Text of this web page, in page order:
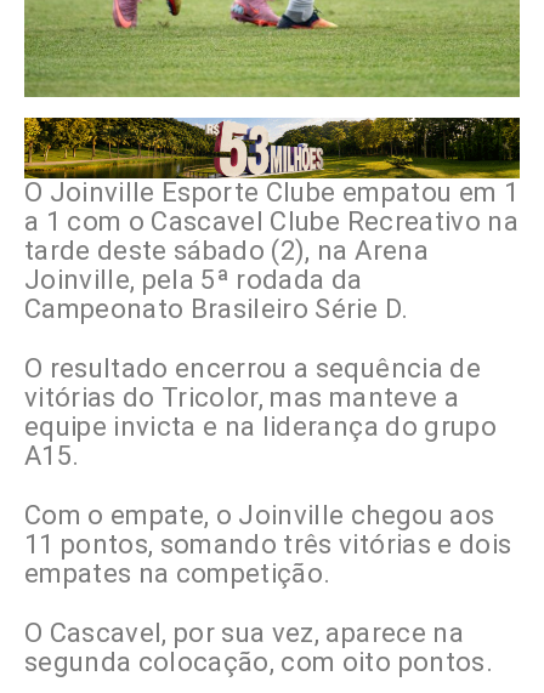
O Joinville Esporte Clube empatou em 1
a 1 com o Cascavel Clube Recreativo na
tarde deste sábado (2), na Arena
Joinville, pela 5ª rodada da
Campeonato Brasileiro Série D.
O resultado encerrou a sequência de
vitórias do Tricolor, mas manteve a
equipe invicta e na liderança do grupo
A15.
Com o empate, o Joinville chegou aos
11 pontos, somando três vitórias e dois
empates na competição.
O Cascavel, por sua vez, aparece na
segunda colocação, com oito pontos.